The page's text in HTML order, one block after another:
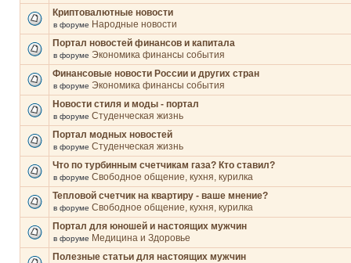
Криптовалютные новости
в форуме Народные новости
Портал новостей финансов и капитала
в форуме Экономика финансы события
Финансовые новости России и других стран
в форуме Экономика финансы события
Новости стиля и моды - портал
в форуме Студенческая жизнь
Портал модных новостей
в форуме Студенческая жизнь
Что по турбинным счетчикам газа? Кто ставил?
в форуме Свободное общение, кухня, курилка
Тепловой счетчик на квартиру - ваше мнение?
в форуме Свободное общение, кухня, курилка
Портал для юношей и настоящих мужчин
в форуме Медицина и Здоровье
Полезные статьи для настоящих мужчин